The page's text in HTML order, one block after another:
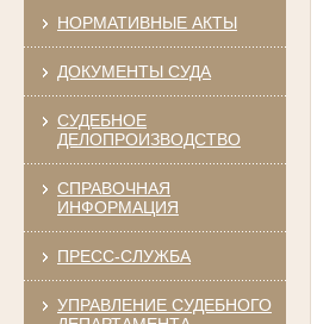
НОРМАТИВНЫЕ АКТЫ
ДОКУМЕНТЫ СУДА
СУДЕБНОЕ
ДЕЛОПРОИЗВОДСТВО
СПРАВОЧНАЯ
ИНФОРМАЦИЯ
ПРЕСС-СЛУЖБА
УПРАВЛЕНИЕ СУДЕБНОГО